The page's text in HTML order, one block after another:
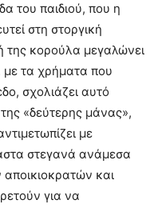
του παιδιού, που η
στη στοργική
της κορούλα μεγαλώνει
με τα χρήματα που
σχολιάζει αυτό
«δεύτερης μάνας»,
με
στεγανά ανάμεσα
και
για να